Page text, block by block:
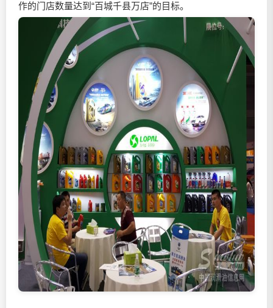
作的门店数量达到“百城千县万店”的目标。